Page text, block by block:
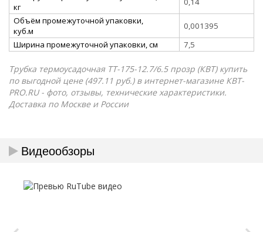
кг
Объём промежуточной упаковки,
куб.м
0,001395
Ширина промежуточной упаковки, см
7,5
Трубка термоусадочная ТТ-175-12.7/6.5 прозр (КВТ) купить
по выгодной цене (497.11 руб.) в интернет-магазине КВТ-
PRO.RU - фото, отзывы, технические характеристики.
Доставка по Москве и России
Видеообзоры